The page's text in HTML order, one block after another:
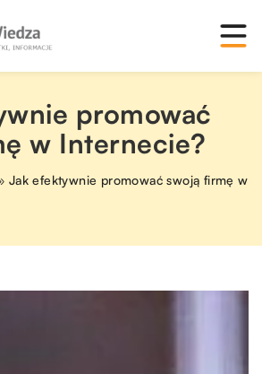
promować
w Internecie?
Jak efektywnie promować swoją firmę w